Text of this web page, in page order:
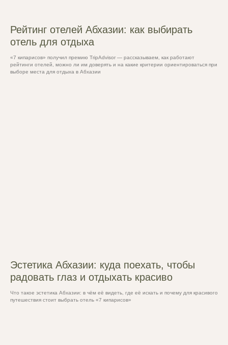
Рейтинг отелей Абхазии: как выбирать
отель для отдыха
«7 кипарисов» получил премию TripAdvisor — рассказываем, как работают
рейтинги отелей, можно ли им доверять и на какие критерии ориентироваться при
выборе места для отдыха в Абхазии
Эстетика Абхазии: куда поехать, чтобы
радовать глаз и отдыхать красиво
Что такое эстетика Абхазии: в чём её видеть, где её искать и почему для красивого
путешествия стоит выбрать отель «7 кипарисов»